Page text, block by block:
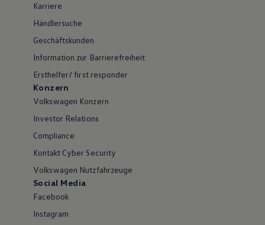
Karriere
Händlersuche
Geschäftskunden
Information zur Barrierefreiheit
Ersthelfer/ first responder
Konzern
Volkswagen Konzern
Investor Relations
Compliance
Kontakt Cyber Security
Volkswagen Nutzfahrzeuge
Social Media
Facebook
Instagram